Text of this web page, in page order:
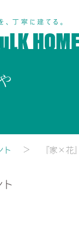
ト 『家×花